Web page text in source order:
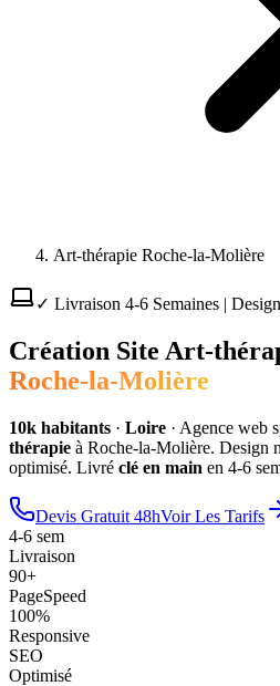
Art-thérapie Roche-la-Molière
✓ Livraison 4-6 Semaines |
Création Site Art-
Roche-la-Molière
10k habitants · Loire · Agence web
thérapie à Roche-la-Molière. Design
optimisé. Livré clé en main en 4-6
Devis Gratuit 48hVoir Les Tarifs
4-6 sem
Livraison
90+
PageSpeed
100%
Responsive
SEO
Optimisé